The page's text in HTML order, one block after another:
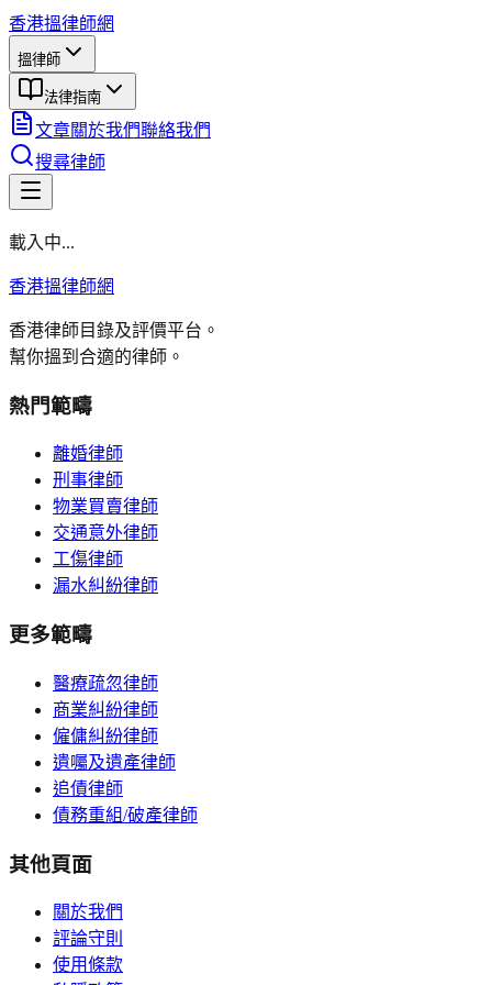
香港搵律師網
搵律師
法律指南
文章關於我們聯絡我們
搜尋律師
載入中...
香港搵律師網
香港律師目錄及評價平台。
幫你搵到合適的律師。
熱門範疇
離婚律師
刑事律師
物業買賣律師
交通意外律師
工傷律師
漏水糾紛律師
更多範疇
醫療疏忽律師
商業糾紛律師
僱傭糾紛律師
遺囑及遺產律師
追債律師
債務重組/破產律師
其他頁面
關於我們
評論守則
使用條款